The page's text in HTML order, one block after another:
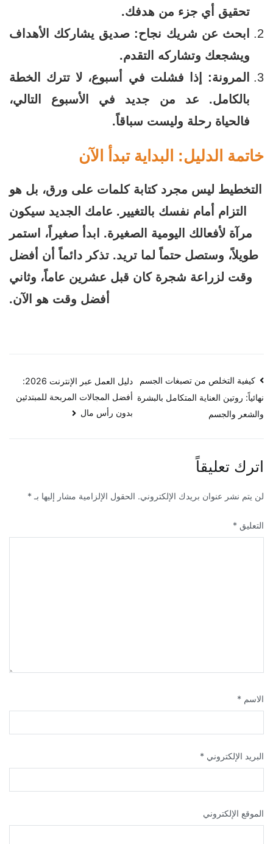
تحقيق أي جزء من هدفك.
ابحث عن شريك نجاح: صديق يشاركك الأهداف
ويشجعك وتشاركه التقدم.
المرونة: إذا فشلت في أسبوع، لا تترك الخطة
بالكامل. عد من جديد في الأسبوع التالي،
فالحياة رحلة وليست سباقاً.
خاتمة الدليل: البداية تبدأ الآن
التخطيط ليس مجرد كتابة كلمات على ورق، بل هو
التزام أمام نفسك بالتغيير. عامك الجديد سيكون
مرآة لأفعالك اليومية الصغيرة. ابدأ صغيراً، استمر
طويلاً، وستصل حتماً لما تريد. تذكر دائماً أن أفضل
وقت لزراعة شجرة كان قبل عشرين عاماً، وثاني
أفضل وقت هو الآن.
تصفّح
المقالات
كيفية التخلص من تصبغات الجسم
نهائياً: روتين العناية المتكامل بالبشرة
والشعر والجسم
دليل العمل عبر الإنترنت 2026:
أفضل المجالات المربحة للمبتدئين
بدون رأس مال
اترك تعليقاً
لن يتم نشر عنوان بريدك الإلكتروني. الحقول الإلزامية مشار إليها بـ *
التعليق *
الاسم *
البريد الإلكتروني *
الموقع الإلكتروني